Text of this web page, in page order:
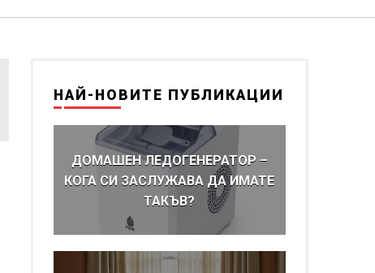
НАЙ-НОВИТЕ ПУБЛИКАЦИИ
ДОМАШЕН ЛЕДОГЕНЕРАТОР –
КОГА СИ ЗАСЛУЖАВА ДА ИМАТЕ
ТАКЪВ?